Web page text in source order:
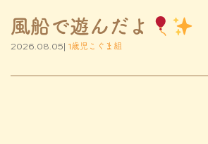
風船で遊んだよ
2026.08.05| 1歳児こぐま組